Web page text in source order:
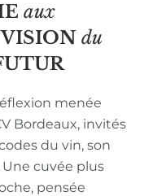
aux
VISION du
menée
Bordeaux, invités
du vin, son
cuvée plus
pensée